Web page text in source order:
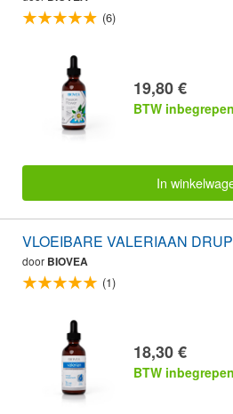
(6)
19,80 €
BTW inbegrepen
In
VLOEIBARE VALERIAAN
door BIOVEA
(1)
18,30 €
BTW inbegrepen